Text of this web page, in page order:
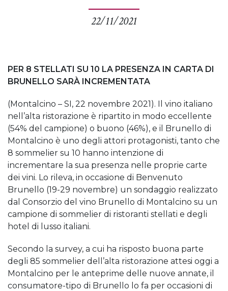
22/11/2021
PER 8 STELLATI SU 10 LA PRESENZA IN CARTA DI
BRUNELLO SARÀ INCREMENTATA
(Montalcino – SI, 22 novembre 2021). Il vino italiano
nell’alta ristorazione è ripartito in modo eccellente
(54% del campione) o buono (46%), e il Brunello di
Montalcino è uno degli attori protagonisti, tanto che
8 sommelier su 10 hanno intenzione di
incrementare la sua presenza nelle proprie carte
dei vini. Lo rileva, in occasione di Benvenuto
Brunello (19-29 novembre) un sondaggio realizzato
dal Consorzio del vino Brunello di Montalcino su un
campione di sommelier di ristoranti stellati e degli
hotel di lusso italiani.
Secondo la survey, a cui ha risposto buona parte
degli 85 sommelier dell’alta ristorazione attesi oggi a
Montalcino per le anteprime delle nuove annate, il
consumatore-tipo di Brunello lo fa per occasioni di